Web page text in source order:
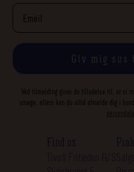
Find os
Giv mig sus
Ved tilmelding giver du tilladelse til, at vi
umage, ellers kan du altid afmelde dig i